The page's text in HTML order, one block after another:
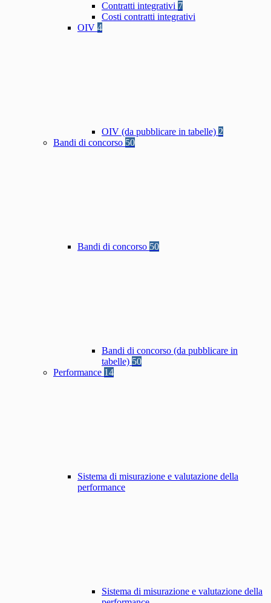
Contratti integrativi 7
Costi contratti integrativi
OIV 4
OIV (da pubblicare in tabelle) 2
Bandi di concorso 50
Bandi di concorso 50
Bandi di concorso (da pubblicare in
tabelle) 50
Performance 14
Sistema di misurazione e valutazione della
performance
Sistema di misurazione e valutazione della